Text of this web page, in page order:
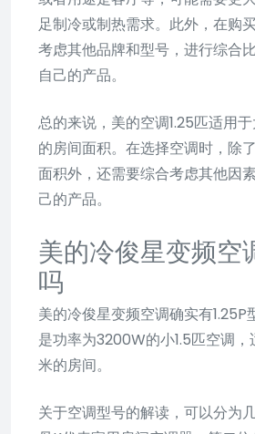
足制冷或制热需求。此外，在购
考虑其他品牌和型号，进行综合
自己的产品。
总的来说，美的空调1.25匹适用
的房间面积。在选择空调时，除
面积外，还需要综合考虑其他因
己的产品。
美的冷俊星变频空
吗
美的冷俊星变频空调确实有1.25P
是功率为3200W的小1.5匹空调，
米的房间。
关于空调型号的解读，可以分为